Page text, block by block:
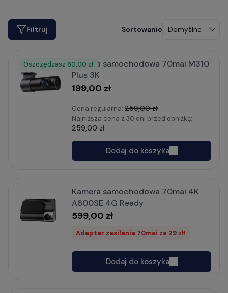
Filtruj
Kamera samochodowa 70mai M310
Plus 3K
199,00 zł
Oszczędzasz 60,00 zł
Cena regularna: 259,00 zł
Najniższa cena z 30 dni przed obniżką:
259,00 zł
Dodaj do koszyka
Rabat
Kamera samochodowa 70mai 4K
A800SE 4G Ready
599,00 zł
Adapter zasilania 70mai za 29 zł!
Dodaj do koszyka